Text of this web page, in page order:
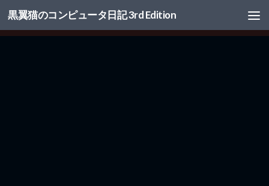
コンテンツへスキップ
黒翼猫のコンピュータ日記 3rd Edition